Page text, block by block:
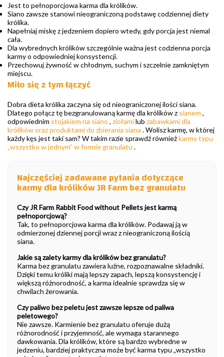
Jest to pełnoporcjowa karma dla królików.
Siano zawsze stanowi nieograniczoną podstawę codziennej diety
królika.
Napełniaj miskę z jedzeniem dopiero wtedy, gdy porcja jest niemal
cała.
Dla wybrednych królików szczególnie ważna jest codzienna porcja
karmy o odpowiedniej konsystencji.
Przechowuj żywność w chłodnym, suchym i szczelnie zamkniętym
miejscu.
Miło się z tym łączyć
Dobra dieta królika zaczyna się od nieograniczonej ilości siana.
Dlatego połącz tę bezgranulowaną karmę dla królików z sianem ,
odpowiednim stojakiem na siano , ziołamilub zabawkami dla
królików oraz produktami do zbierania siana . Wolisz karmę, w której
każdy kęs jest taki sam? W takim razie sprawdź równieżkarmy typu
„wszystko w jednym” w formie granulatu .
Najczęściej zadawane pytania dotyczące
karmy dla królików JR Farm bez granulatu
Czy JR Farm Rabbit Food without Pellets jest karmą
pełnoporcjową?
Tak, to pełnoporcjowa karma dla królików. Podawaj ją w
odmierzonej dziennej porcji wraz z nieograniczoną ilością
siana.
Jakie są zalety karmy dla królików bez granulatu?
Karma bez granulatu zawiera luźne, rozpoznawalne składniki.
Dzięki temu króliki mają lepszy zapach, lepszą konsystencję i
większą różnorodność, a karma idealnie sprawdza się w
chwilach żerowania.
Czy paliwo bez peletu jest zawsze lepsze od paliwa
peletowego?
Nie zawsze. Karmienie bez granulatu oferuje dużą
różnorodność i przyjemność, ale wymaga starannego
dawkowania. Dla królików, które są bardzo wybredne w
jedzeniu, bardziej praktyczna może być karma typu „wszystko